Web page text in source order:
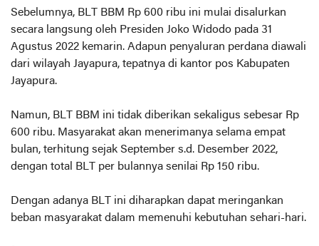
Sebelumnya, BLT BBM Rp 600 ribu ini mulai disalurkan
secara langsung oleh Presiden Joko Widodo pada 31
Agustus 2022 kemarin. Adapun penyaluran perdana diawali
dari wilayah Jayapura, tepatnya di kantor pos Kabupaten
Jayapura.
Namun, BLT BBM ini tidak diberikan sekaligus sebesar Rp
600 ribu. Masyarakat akan menerimanya selama empat
bulan, terhitung sejak September s.d. Desember 2022,
dengan total BLT per bulannya senilai Rp 150 ribu.
Dengan adanya BLT ini diharapkan dapat meringankan
beban masyarakat dalam memenuhi kebutuhan sehari-hari.